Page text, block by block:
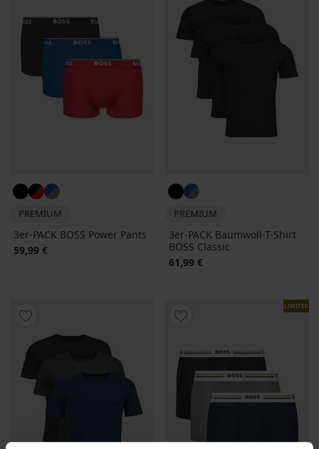
PREMIUM
3er-PACK BOSS Power Pants
59,99 €
PREMIUM
3er-PACK Baumwoll-T-Shirt
BOSS Classic
61,99 €
LIMITED